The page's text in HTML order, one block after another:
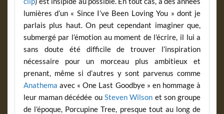
lumières d’un « Since I’ve Been Loving You » dont je
parlais plus haut. On peut cependant imaginer que,
submergé par l’émotion au moment de l’écrire, il lui a
sans doute été difficile de trouver l’inspiration
nécessaire pour un morceau plus ambitieux et
prenant, même si d’autres y sont parvenus comme
Anathema avec « One Last Goodbye » en hommage à
leur maman décédée ou Steven Wilson et son groupe
de l’époque, Porcupine Tree, presque tout au long de